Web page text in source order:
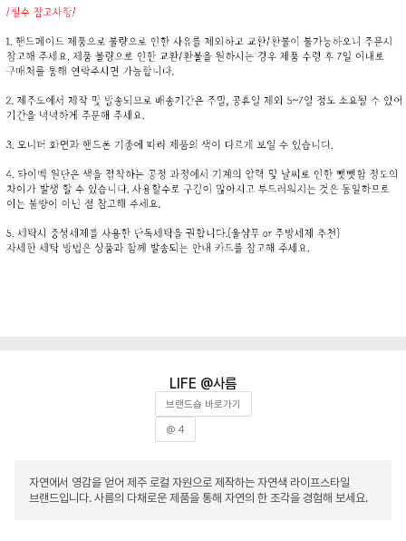
사름
브랜드숍 바로가기
@ 4
자연에서 영감을 얻어 제주 로컬 자원으로 제작하는 자연색 라이프스타일
브랜드입니다. 사름의 다채로운 제품을 통해 자연의 한 조각을 경험해 보세요.